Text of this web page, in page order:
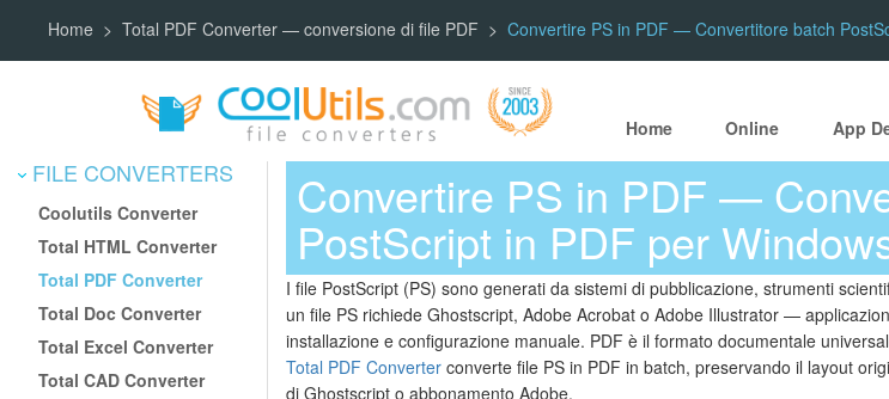
Home Total PDF Converter — conversione di file PDF Convertire PS in PDF — Convertitore batch
Home Online App
FILE CONVERTERS
Coolutils Converter
Total HTML Converter
Total PDF Converter
Total Doc Converter
Total Excel Converter
Total CAD Converter
Convertire PS in PDF —
PostScript in PDF per
I file PostScript (PS) sono generati da sistemi di pubblicazione, strumenti
un file PS richiede Ghostscript, Adobe Acrobat o Adobe Illustrator —
installazione e configurazione manuale. PDF è il formato documentale
Total PDF Converter converte file PS in PDF in batch, preservando il layout
di Ghostscript o abbonamento Adobe.